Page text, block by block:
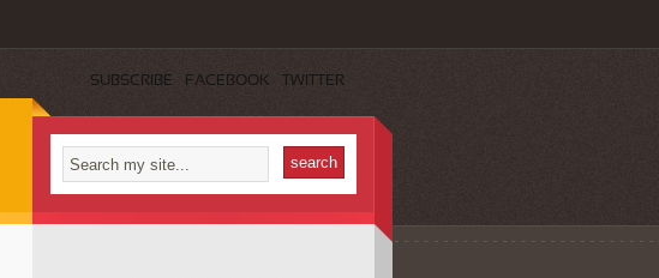
SUBSCRIBE FACEBOOK TWITTER